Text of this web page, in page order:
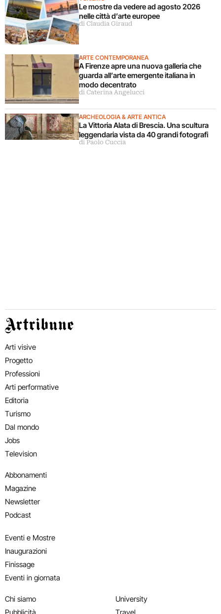
Le mostre da vedere ad agosto 2026
nelle città d’arte europee
di Claudia Giraud
ARTE CONTEMPORANEA
A Firenze apre una nuova galleria che
guarda all’arte emergente italiana in
modo decentrato
di Caterina Angelucci
ARCHEOLOGIA & ARTE ANTICA
La Vittoria Alata di Brescia. Una scultura
leggendaria vista da 40 grandi fotografi
di Paolo Cuccia
Artribune
Arti visive
Progetto
Professioni
Arti performative
Editoria
Turismo
Dal mondo
Jobs
Television
Abbonamenti
Magazine
Newsletter
Podcast
Eventi e Mostre
Inaugurazioni
Finissage
Eventi in giornata
Chi siamo
University